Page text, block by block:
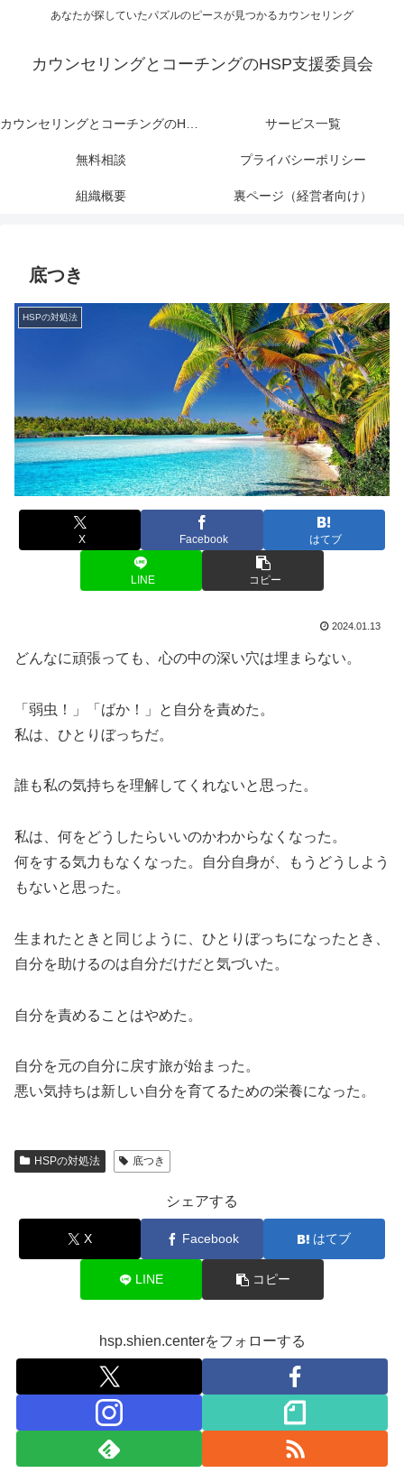
あなたが探していたパズルのピースが見つかるカウンセリング
カウンセリングとコーチングのHSP支援委員会
カウンセリングとコーチングのHSP支援委員会 サービス一覧
無料相談 プライバシーポリシー
組織概要 裏ページ（経営者向け）
底つき
HSPの対処法
X Facebook はてブ
LINE コピー
2024.01.13
どんなに頑張っても、心の中の深い穴は埋まらない。
「弱虫！」「ばか！」と自分を責めた。
私は、ひとりぼっちだ。
誰も私の気持ちを理解してくれないと思った。
私は、何をどうしたらいいのかわからなくなった。
何をする気力もなくなった。自分自身が、もうどうしよう
もないと思った。
生まれたときと同じように、ひとりぼっちになったとき、
自分を助けるのは自分だけだと気づいた。
自分を責めることはやめた。
自分を元の自分に戻す旅が始まった。
悪い気持ちは新しい自分を育てるための栄養になった。
HSPの対処法 底つき
シェアする
X Facebook はてブ
LINE コピー
hsp.shien.centerをフォローする